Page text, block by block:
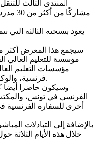
يعود بنسخته الثالثة التي
مؤسسة للتعليم العالي
مؤسسات التعليم
فرنسية، والوكالات التي تدعم تنقل الطلبة إلى فرنسا.
وسيكون حاضرا أيضا
الفرنسي في تونس،
أخرى للسفارة الفرنسية
بالإضافة إلى التبادلات
خلال هذه الأيام الثلاثة